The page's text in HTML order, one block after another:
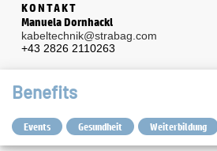
KONTAKT
Manuela Dornhackl
kabeltechnik@strabag.com
+43 2826 2110263
Benefits
Events Gesundheit Weiterbildung